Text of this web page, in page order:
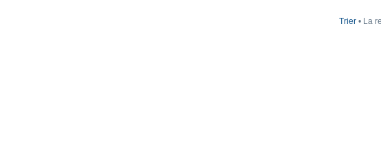
Trier • La